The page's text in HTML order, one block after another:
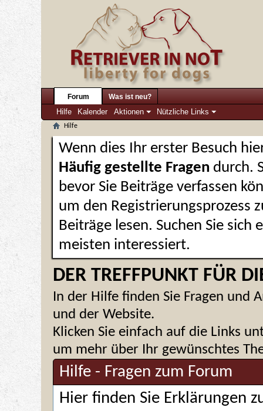
Forum
Hilfe Kalender Aktionen Nützliche Links
Was ist neu?
Hilfe
Wenn dies Ihr erster Besuch
Häufig gestellte Fragen durch.
bevor Sie Beiträge verfassen
um den Registrierungsprozess
Beiträge lesen. Suchen Sie sich
meisten interessiert.
DER TREFFPUNKT FÜR
In der Hilfe finden Sie Fragen und
und der Website.
Klicken Sie einfach auf die Links
um mehr über Ihr gewünschtes
Hilfe - Fragen zum Forum
Hier finden Sie Erklärungen